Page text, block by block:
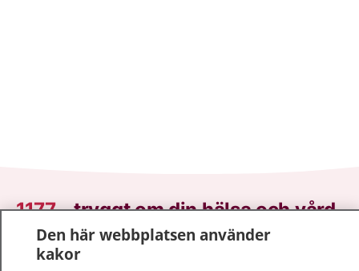
1177–tryggt om din hälsa och vård
På 1177.se får du råd om hälsa och information om
Den här webbplatsen använder
kakor